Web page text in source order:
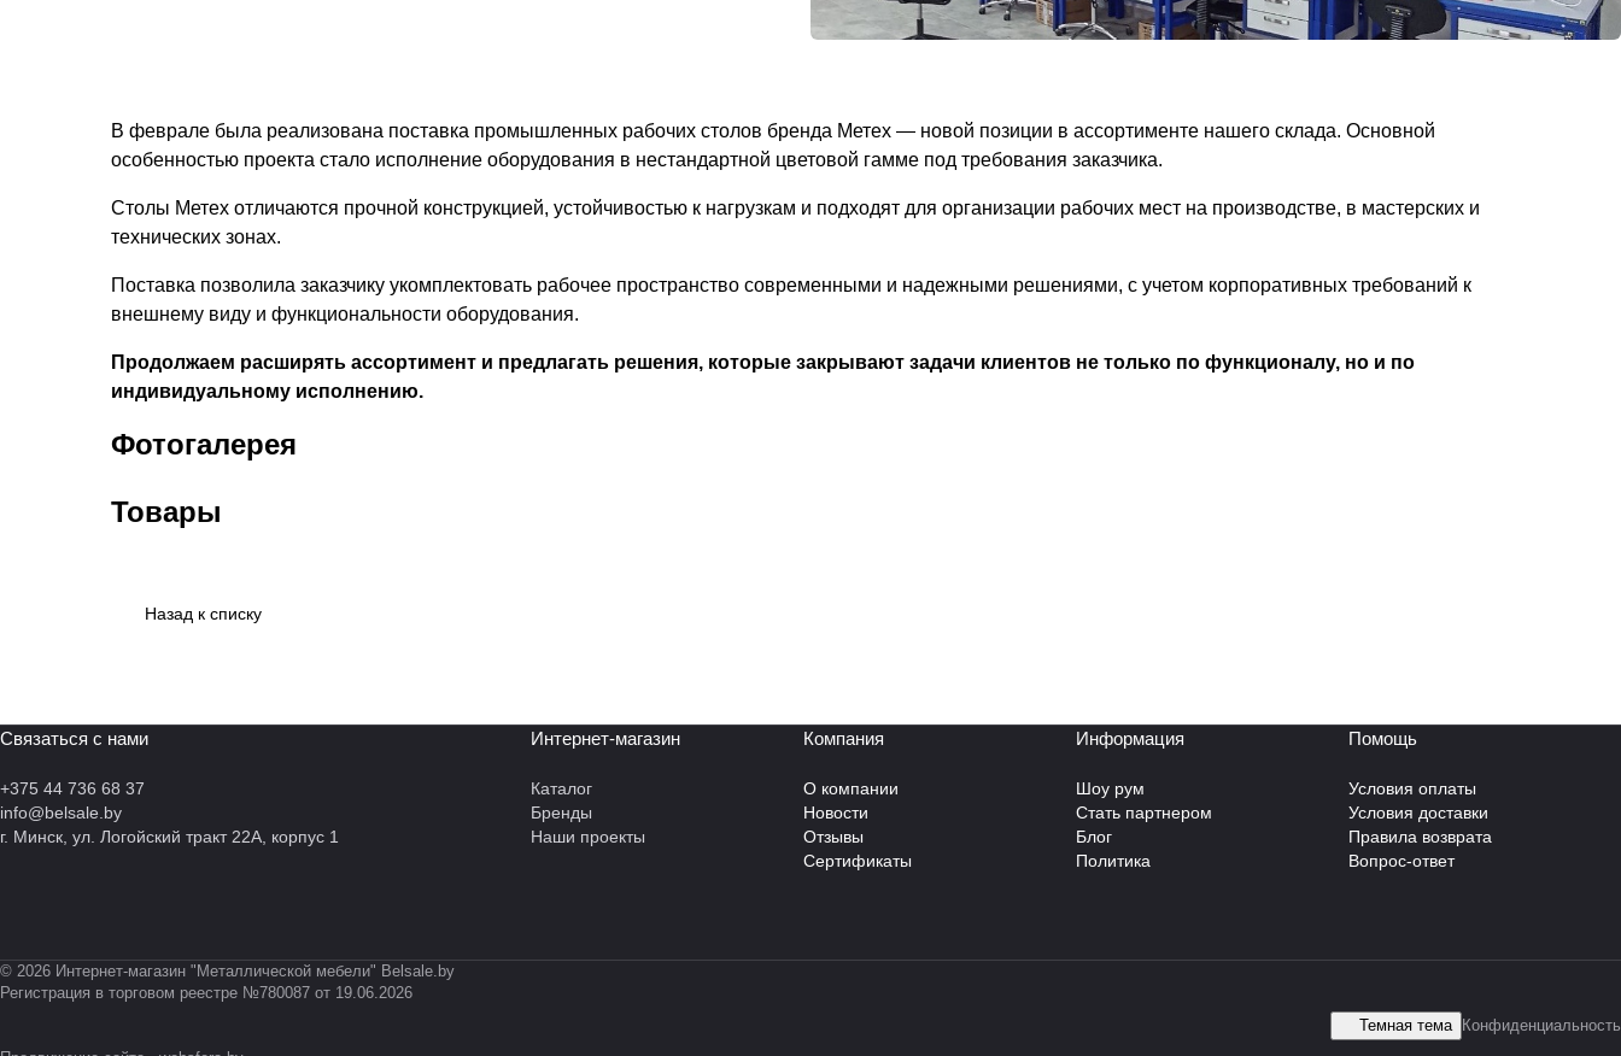
В феврале была реализована поставка промышленных рабочих столов бренда Метех — новой позиции в ассортименте нашего склада. Основной
особенностью проекта стало исполнение оборудования в нестандартной цветовой гамме под требования заказчика.
Столы Метех отличаются прочной конструкцией, устойчивостью к нагрузкам и подходят для организации рабочих мест на производстве, в мастерских и
технических зонах.
Поставка позволила заказчику укомплектовать рабочее пространство современными и надежными решениями, с учетом корпоративных требований к
внешнему виду и функциональности оборудования.
Продолжаем расширять ассортимент и предлагать решения, которые закрывают задачи клиентов не только по функционалу, но и по
индивидуальному исполнению.
Фотогалерея
Товары
Назад к списку
Связаться с нами
+375 44 736 68 37
info@belsale.by
г. Минск, ул. Логойский тракт 22А, корпус 1
Интернет-магазин
Каталог
Бренды
Наши проекты
Компания
О компании
Новости
Отзывы
Сертификаты
Информация
Шоу рум
Стать партнером
Блог
Политика
Помощь
Условия оплаты
Условия доставки
Правила возврата
Вопрос-ответ
© 2026 Интернет-магазин "Металлической мебели" Belsale.by
Регистрация в торговом реестре №780087 от 19.06.2026
Темная тема Конфиденциальность